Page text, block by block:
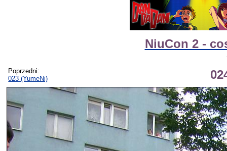
NiuCon 2 -
Poprzedni:
023 (YumeNi)